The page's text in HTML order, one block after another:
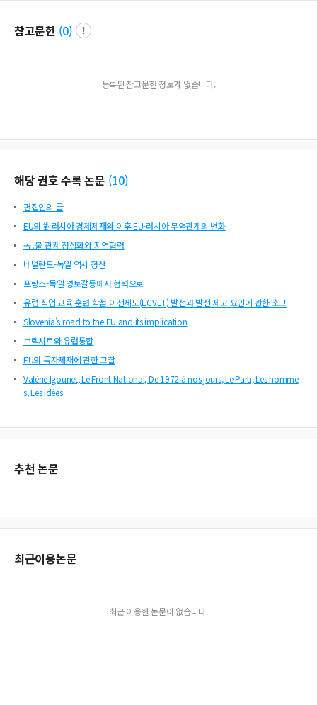
참고문헌 (0)
등록된 참고문헌 정보가 없습니다.
해당 권호 수록 논문 (10)
편집인의 글
EU의 對러시아 경제제재와 이후 EU-러시아 무역관계의 변화
독․불 관계 정상화와 지역협력
네덜란드-독일 역사 청산
프랑스-독일 영토갈등에서 협력으로
유럽 직업 교육 훈련 학점 이전제도(ECVET) 발전과 발전 제고 요인에 관한 소고
Slovenia’s road to the EU and its implication
브렉시트와 유럽통합
EU의 독자제재에 관한 고찰
Valérie Igounet, Le Front National, De 1972 à nos jours, Le Parti, Les homme
s, Les idées
추천 논문
최근이용논문
최근 이용한 논문이 없습니다.